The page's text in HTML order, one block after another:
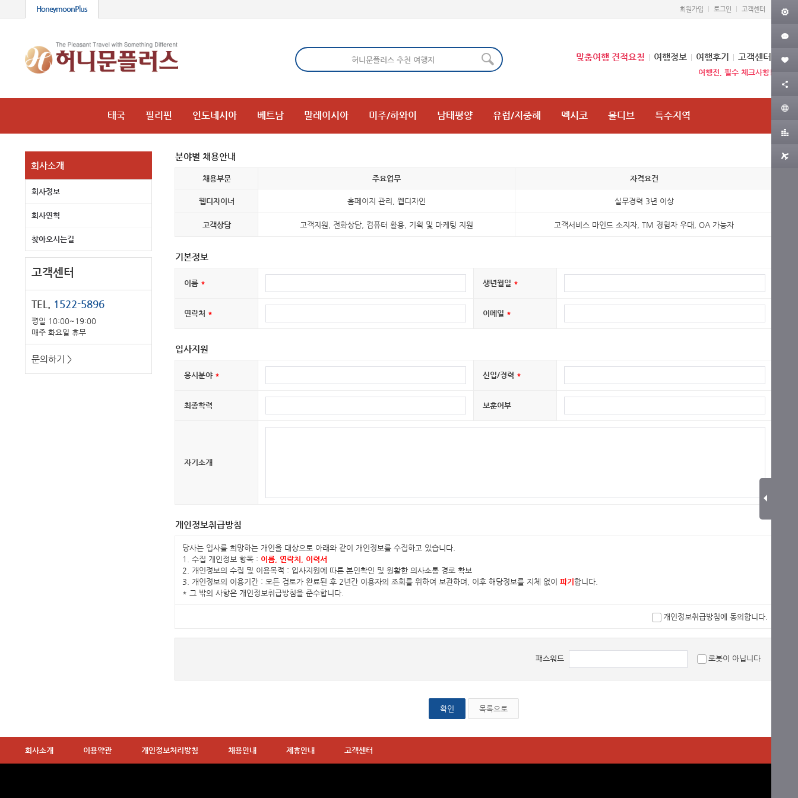
HoneymoonPlus 회원가입 로그인 고객센터
맞춤여행 견적요청 여행정보 여행후기 고객센터
여행전, 필수 체크사항!
태국 필리핀 인도네시아 베트남 말레이시아 미주/하와이 남태평양 유럽/지중해 멕시코 몰디브 특수지역
회사소개
회사정보
회사연혁
찾아오시는길
고객센터
TEL. 1522-5896
평일 10:00~19:00
매주 화요일 휴무
문의하기 >
분야별 채용안내
채용부문 주요업무 자격요건
웹디자이너 홈페이지 관리, 웹디자인 실무경력 3년 이상
고객상담 고객지원, 전화상담, 컴퓨터 활용, 기획 및 마케팅 지원 고객서비스 마인드 소지자, TM 경험자 우대, OA 가능자
기본정보
이름 생년월일
연락처 이메일
입사지원
응시분야 신입/경력
최종학력 보훈여부
자기소개
개인정보취급방침
당사는 입사를 희망하는 개인을 대상으로 아래와 같이 개인정보를 수집하고 있습니다.
1. 수집 개인정보 항목 : 이름, 연락처, 이력서
2. 개인정보의 수집 및 이용목적 : 입사지원에 따른 본인확인 및 원활한 의사소통 경로 확보
3. 개인정보의 이용기간 : 모든 검토가 완료된 후 2년간 이용자의 조회를 위하여 보관하며, 이후 해당정보를 지체 없이 파기 합니다.
* 그 밖의 사항은 개인정보취급방침을 준수합니다.
개인정보취급방침에 동의합니다.
패스워드 로봇이 아닙니다
목록으로
회사소개 이용약관 개인정보처리방침 채용안내 제휴안내 고객센터